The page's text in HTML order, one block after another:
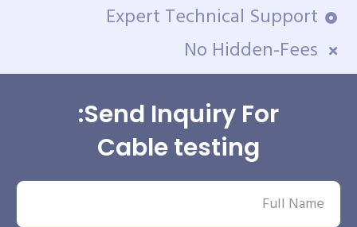
Expert Technical Support
No Hidden-Fees
Send Inquiry For:
Cable testing